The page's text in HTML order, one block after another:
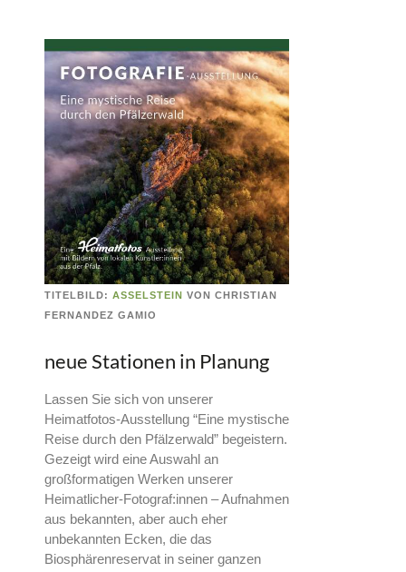
TITELBILD: ASSELSTEIN VON CHRISTIAN
FERNANDEZ GAMIO
neue Stationen in Planung
Lassen Sie sich von unserer
Heimatfotos-Ausstellung “Eine mystische
Reise durch den Pfälzerwald” begeistern.
Gezeigt wird eine Auswahl an
großformatigen Werken unserer
Heimatlicher-Fotograf:innen – Aufnahmen
aus bekannten, aber auch eher
unbekannten Ecken, die das
Biosphärenreservat in seiner ganzen